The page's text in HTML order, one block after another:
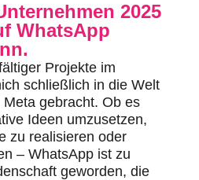
2025
WhatsApp
Projekte im
schließlich in die Welt
gebracht. Ob es
Ideen umzusetzen,
zu realisieren oder
– WhatsApp ist zu
geworden, die